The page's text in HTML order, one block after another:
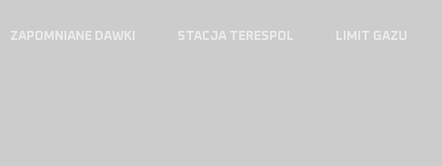
ZAPOMNIANE DAWKI STACJA TERESPOL LIMIT GAZU